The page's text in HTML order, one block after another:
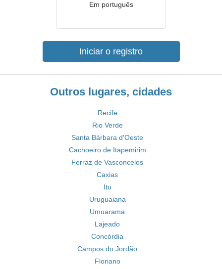
Em português
Iniciar o registro
Outros lugares, cidades
Recife
Rio Verde
Santa Bárbara d'Oeste
Cachoeiro de Itapemirim
Ferraz de Vasconcelos
Caxias
Itu
Uruguaiana
Umuarama
Lajeado
Concórdia
Campos do Jordão
Floriano